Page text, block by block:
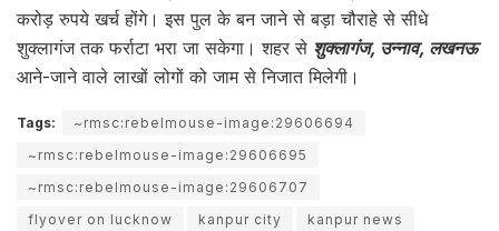
करोड़ रुपये खर्च होंगे। इस पुल के बन जाने से बड़ा चौराहे से सीधे
शुक्लागंज तक फर्राटा भरा जा सकेगा। शहर से शुक्लागंज, उन्नाव, लखनऊ
आने-जाने वाले लाखों लोगों को जाम से निजात मिलेगी।
Tags:
~rmsc:rebelmouse-image:29606694
~rmsc:rebelmouse-image:29606695
~rmsc:rebelmouse-image:29606707
flyover on lucknow
kanpur city
kanpur news